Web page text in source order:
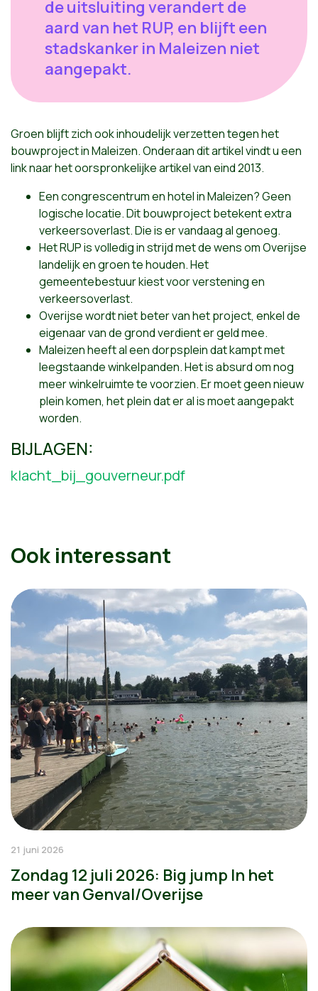
de uitsluiting verandert de
aard van het RUP, en blijft een
stadskanker in Maleizen niet
aangepakt.
Groen blijft zich ook inhoudelijk verzetten tegen het
bouwproject in Maleizen. Onderaan dit artikel vindt u een
link naar het oorspronkelijke artikel van eind 2013.
Een congrescentrum en hotel in Maleizen? Geen
logische locatie. Dit bouwproject betekent extra
verkeersoverlast. Die is er vandaag al genoeg.
Het RUP is volledig in strijd met de wens om Overijse
landelijk en groen te houden. Het
gemeentebestuur kiest voor verstening en
verkeersoverlast.
Overijse wordt niet beter van het project, enkel de
eigenaar van de grond verdient er geld mee.
Maleizen heeft al een dorpsplein dat kampt met
leegstaande winkelpanden. Het is absurd om nog
meer winkelruimte te voorzien. Er moet geen nieuw
plein komen, het plein dat er al is moet aangepakt
worden.
BIJLAGEN:
klacht_bij_gouverneur.pdf
Ook interessant
21 juni 2026
Zondag 12 juli 2026: Big jump In het
meer van Genval/Overijse